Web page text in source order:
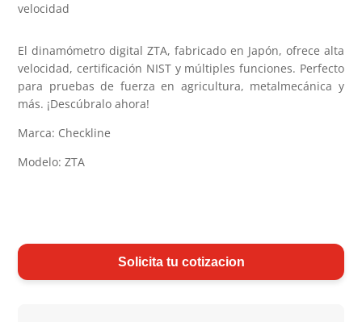
velocidad
El dinamómetro digital ZTA, fabricado en Japón, ofrece alta
velocidad, certificación NIST y múltiples funciones. Perfecto
para pruebas de fuerza en agricultura, metalmecánica y
más. ¡Descúbralo ahora!
Marca: Checkline
Modelo: ZTA
Solicita tu cotizacion